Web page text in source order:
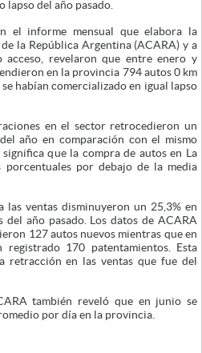
lapso del año pasado.
el informe mensual que elabora la
la República Argentina (ACARA) y a
acceso, revelaron que entre enero y
en la provincia 794 autos 0 km
habían comercializado en igual lapso
en el sector retrocedieron un
año en comparación con el mismo
que la compra de autos en La
porcentuales por debajo de la media
ventas disminuyeron un 25,3% en
año pasado. Los datos de ACARA
127 autos nuevos mientras que en
170 patentamientos. Esta
retracción en las ventas que fue del
también reveló que en junio se
por día en la provincia.